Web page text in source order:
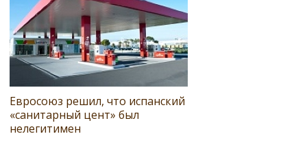
Евросоюз решил, что испанский
«санитарный цент» был
нелегитимен